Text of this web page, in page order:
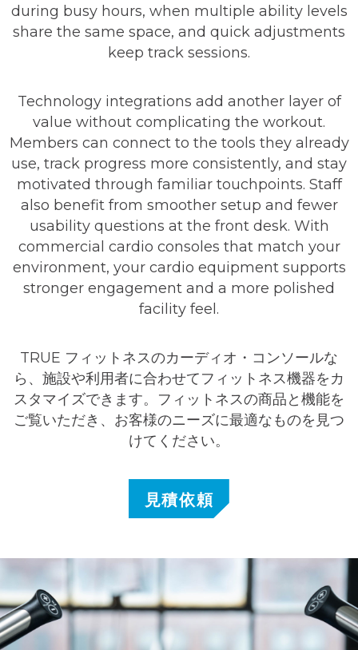
during busy hours, when multiple ability levels
share the same space, and quick adjustments
keep track sessions.
Technology integrations add another layer of
value without complicating the workout.
Members can connect to the tools they already
use, track progress more consistently, and stay
motivated through familiar touchpoints. Staff
also benefit from smoother setup and fewer
usability questions at the front desk. With
commercial cardio consoles that match your
environment, your cardio equipment supports
stronger engagement and a more polished
facility feel.
TRUE フィットネスのカーディオ・コンソールな
ら、施設や利用者に合わせてフィットネス機器をカ
スタマイズできます。フィットネスの商品と機能を
ご覧いただき、お客様のニーズに最適なものを見つ
けてください。
見積依頼